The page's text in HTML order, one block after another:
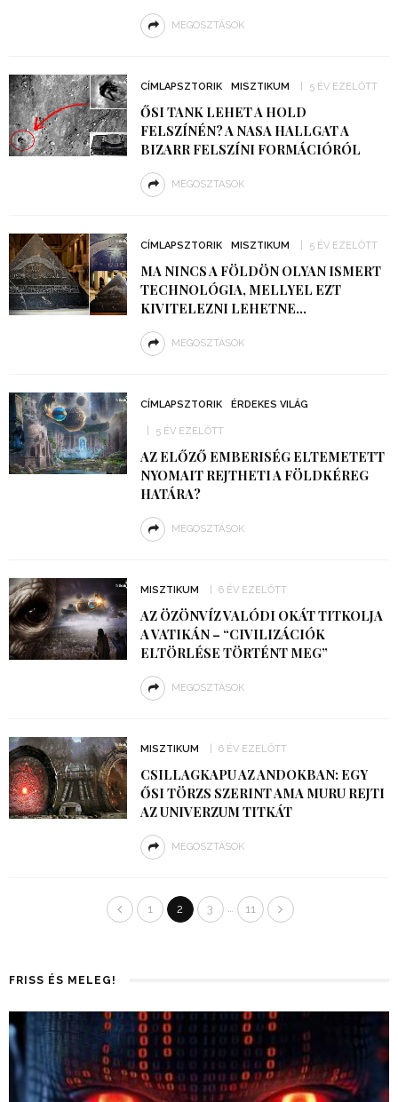
MEGOSZTÁSOK
CÍMLAPSZTORIK MISZTIKUM 5 ÉV EZELŐTT
ŐSI TANK LEHET A HOLD
FELSZÍNÉN? A NASA HALLGAT A
BIZARR FELSZÍNI FORMÁCIÓRÓL
MEGOSZTÁSOK
CÍMLAPSZTORIK MISZTIKUM 5 ÉV EZELŐTT
MA NINCS A FÖLDÖN OLYAN ISMERT
TECHNOLÓGIA, MELLYEL EZT
KIVITELEZNI LEHETNE…
MEGOSZTÁSOK
CÍMLAPSZTORIK ÉRDEKES VILÁG
5 ÉV EZELŐTT
AZ ELŐZŐ EMBERISÉG ELTEMETETT
NYOMAIT REJTHETI A FÖLDKÉREG
HATÁRA?
MEGOSZTÁSOK
MISZTIKUM 6 ÉV EZELŐTT
AZ ÖZÖNVÍZ VALÓDI OKÁT TITKOLJA
A VATIKÁN – “CIVILIZÁCIÓK
ELTÖRLÉSE TÖRTÉNT MEG”
MEGOSZTÁSOK
MISZTIKUM 6 ÉV EZELŐTT
CSILLAGKAPU AZ ANDOKBAN: EGY
ŐSI TÖRZS SZERINT AMA MURU REJTI
AZ UNIVERZUM TITKÁT
MEGOSZTÁSOK
1 2 3 … 11
FRISS ÉS MELEG!